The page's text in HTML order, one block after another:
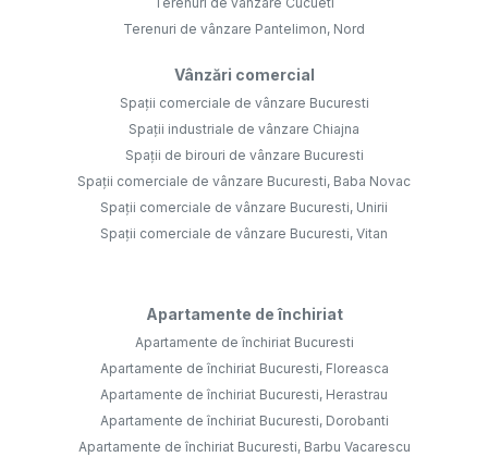
Terenuri de vânzare Pantelimon, Nord
Vânzări comercial
Spații comerciale de vânzare Bucuresti
Spații industriale de vânzare Chiajna
Spații de birouri de vânzare Bucuresti
Spații comerciale de vânzare Bucuresti, Baba Novac
Spații comerciale de vânzare Bucuresti, Unirii
Spații comerciale de vânzare Bucuresti, Vitan
Apartamente de închiriat
Apartamente de închiriat Bucuresti
Apartamente de închiriat Bucuresti, Floreasca
Apartamente de închiriat Bucuresti, Herastrau
Apartamente de închiriat Bucuresti, Dorobanti
Apartamente de închiriat Bucuresti, Barbu Vacarescu